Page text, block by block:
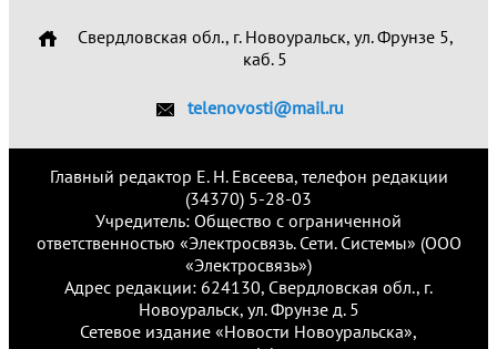
Свердловская обл., г. Новоуральск, ул. Фрунзе 5,
каб. 5
telenovosti@mail.ru
Главный редактор Е. Н. Евсеева, телефон редакции
(34370) 5-28-03
Учредитель: Общество с ограниченной
ответственностью «Электросвязь. Сети. Системы» (ООО
«Электросвязь»)
Адрес редакции: 624130, Свердловская обл., г.
Новоуральск, ул. Фрунзе д. 5
Сетевое издание «Новости Новоуральска»,